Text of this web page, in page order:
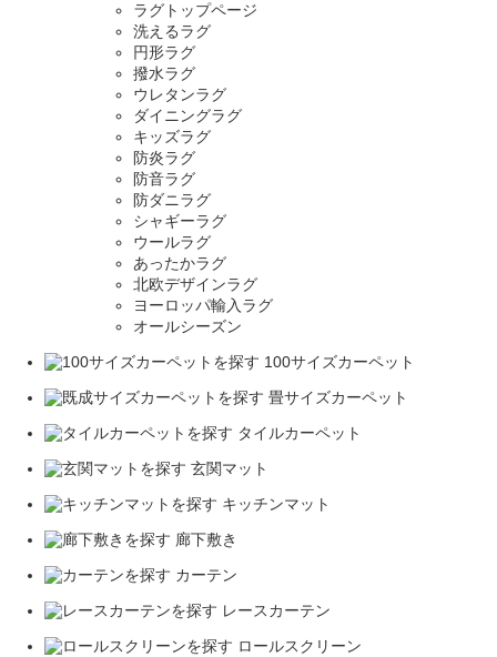
ラグトップページ
洗えるラグ
円形ラグ
撥水ラグ
ウレタンラグ
ダイニングラグ
キッズラグ
防炎ラグ
防音ラグ
防ダニラグ
シャギーラグ
ウールラグ
あったかラグ
北欧デザインラグ
ヨーロッパ輸入ラグ
オールシーズン
100サイズカーペット
畳サイズカーペット
タイルカーペット
玄関マット
キッチンマット
廊下敷き
カーテン
レースカーテン
ロールスクリーン